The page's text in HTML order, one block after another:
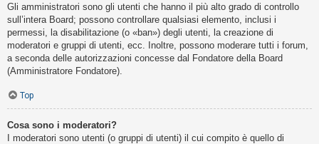
Gli amministratori sono gli utenti che hanno il più alto grado di controllo
sull’intera Board; possono controllare qualsiasi elemento, inclusi i
permessi, la disabilitazione (o «ban») degli utenti, la creazione di
moderatori e gruppi di utenti, ecc. Inoltre, possono moderare tutti i forum,
a seconda delle autorizzazioni concesse dal Fondatore della Board
(Amministratore Fondatore).
Top
Cosa sono i moderatori?
I moderatori sono utenti (o gruppi di utenti) il cui compito è quello di